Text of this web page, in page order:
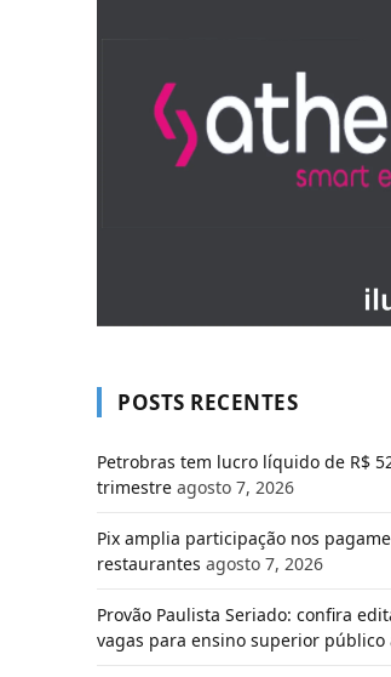
POSTS RECENTES
Petrobras tem lucro líquido de R$
trimestre agosto 7, 2026
Pix amplia participação nos
restaurantes agosto 7, 2026
Provão Paulista Seriado: confira
vagas para ensino superior público